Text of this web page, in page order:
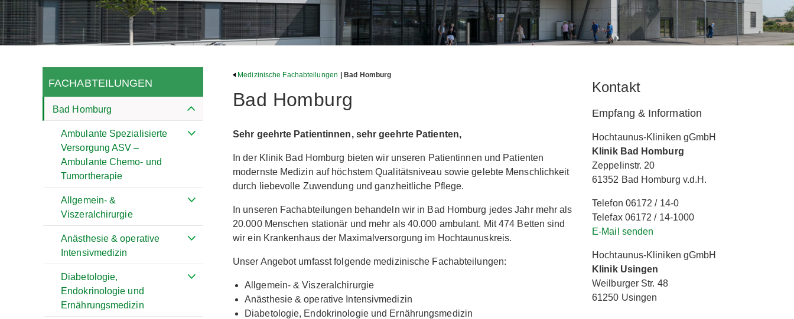
FACHABTEILUNGEN
Bad Homburg
Ambulante Spezialisierte
Versorgung ASV –
Ambulante Chemo- und
Tumortherapie
Allgemein- &
Viszeralchirurgie
Anästhesie & operative
Intensivmedizin
Diabetologie,
Endokrinologie und
Ernährungsmedizin
Medizinische Fachabteilungen | Bad Homburg
Bad Homburg
Sehr geehrte Patientinnen, sehr geehrte Patienten,
In der Klinik Bad Homburg bieten wir unseren Patientinnen und Patienten
modernste Medizin auf höchstem Qualitätsniveau sowie gelebte Menschlichkeit
durch liebevolle Zuwendung und ganzheitliche Pflege.
In unseren Fachabteilungen behandeln wir in Bad Homburg jedes Jahr mehr als
20.000 Menschen stationär und mehr als 40.000 ambulant. Mit 474 Betten sind
wir ein Krankenhaus der Maximalversorgung im Hochtaunuskreis.
Unser Angebot umfasst folgende medizinische Fachabteilungen:
Allgemein- & Viszeralchirurgie
Anästhesie & operative Intensivmedizin
Diabetologie, Endokrinologie und Ernährungsmedizin
Kontakt
Empfang & Information
Hochtaunus-Kliniken gGmbH
Klinik Bad Homburg
Zeppelinstr. 20
61352 Bad Homburg v.d.H.
Telefon 06172 / 14-0
Telefax 06172 / 14-1000
E-Mail senden
Hochtaunus-Kliniken gGmbH
Klinik Usingen
Weilburger Str. 48
61250 Usingen